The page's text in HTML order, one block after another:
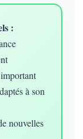
:
à son
nouvelles